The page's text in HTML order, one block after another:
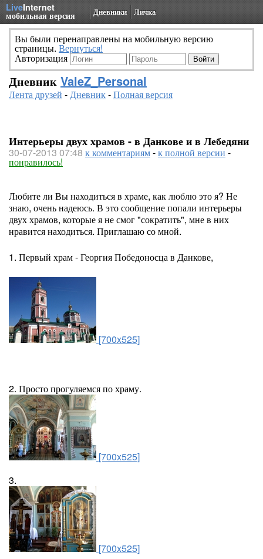
LiveInternet
мобильная версия Дневники Личка
Вы были перенаправлены на мобильную версию
страницы. Вернуться!
Авторизация
Дневник ValeZ_Personal
Лента друзей -Дневник-Полная версия
Интерьеры двух храмов - в Данкове и в Лебедяни
30-07-2013 07:48 к комментариям-к полной версии -
понравилось!
Любите ли Вы находиться в храме, как люблю это я? Не
знаю, очень надеюсь. В это сообщение попали интерьеры
двух храмов, которые я не смог "сократить", мне в них
нравится находиться. Приглашаю со мной.
1. Первый храм - Георгия Победоносца в Данкове,
[700x525]
2. Просто прогуляемся по храму.
[700x525]
3.
[700x525]